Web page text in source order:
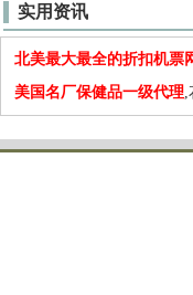
实用资讯
北美最大最全的折扣机票
美国名厂保健品一级代理,